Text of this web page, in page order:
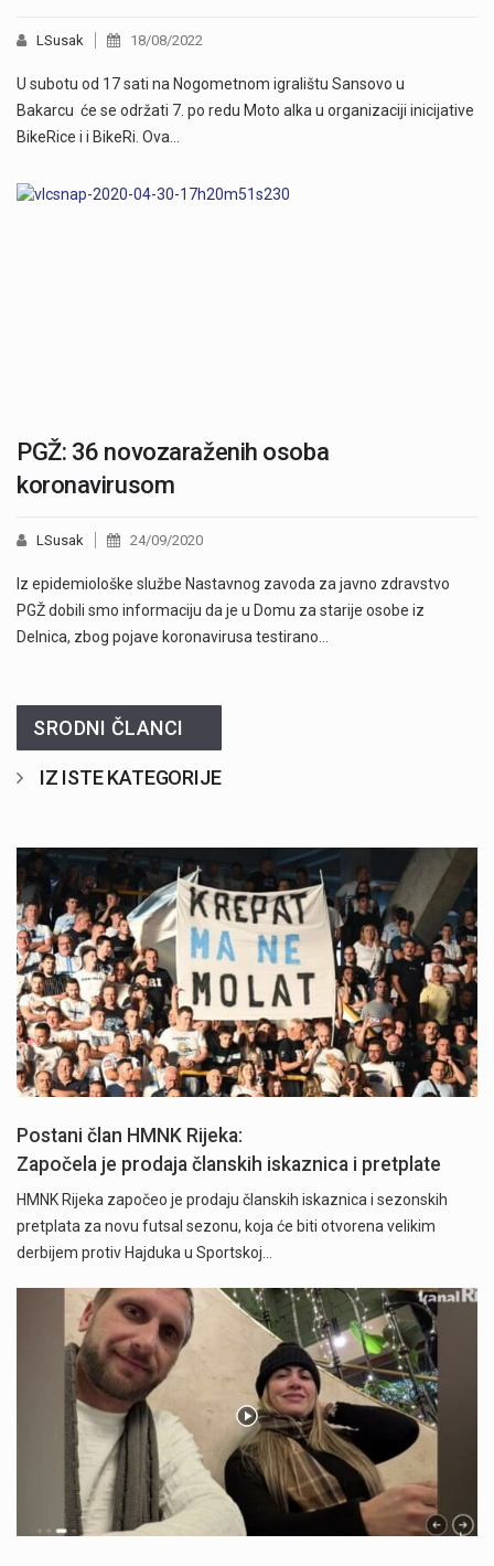
LSusak 18/08/2022
U subotu od 17 sati na Nogometnom igralištu Sansovo u
Bakarcu će se održati 7. po redu Moto alka u organizaciji inicijative
BikeRice i i BikeRi. Ova…
PGŽ: 36 novozaraženih osoba
koronavirusom
LSusak 24/09/2020
Iz epidemiološke službe Nastavnog zavoda za javno zdravstvo
PGŽ dobili smo informaciju da je u Domu za starije osobe iz
Delnica, zbog pojave koronavirusa testirano…
SRODNI ČLANCI
IZ ISTE KATEGORIJE
Započela je prodaja članskih iskaznica i pretplate" />
Postani član HMNK Rijeka:
Započela je prodaja članskih iskaznica i pretplate
HMNK Rijeka započeo je prodaju članskih iskaznica i sezonskih
pretplata za novu futsal sezonu, koja će biti otvorena velikim
derbijem protiv Hajduka u Sportskoj…